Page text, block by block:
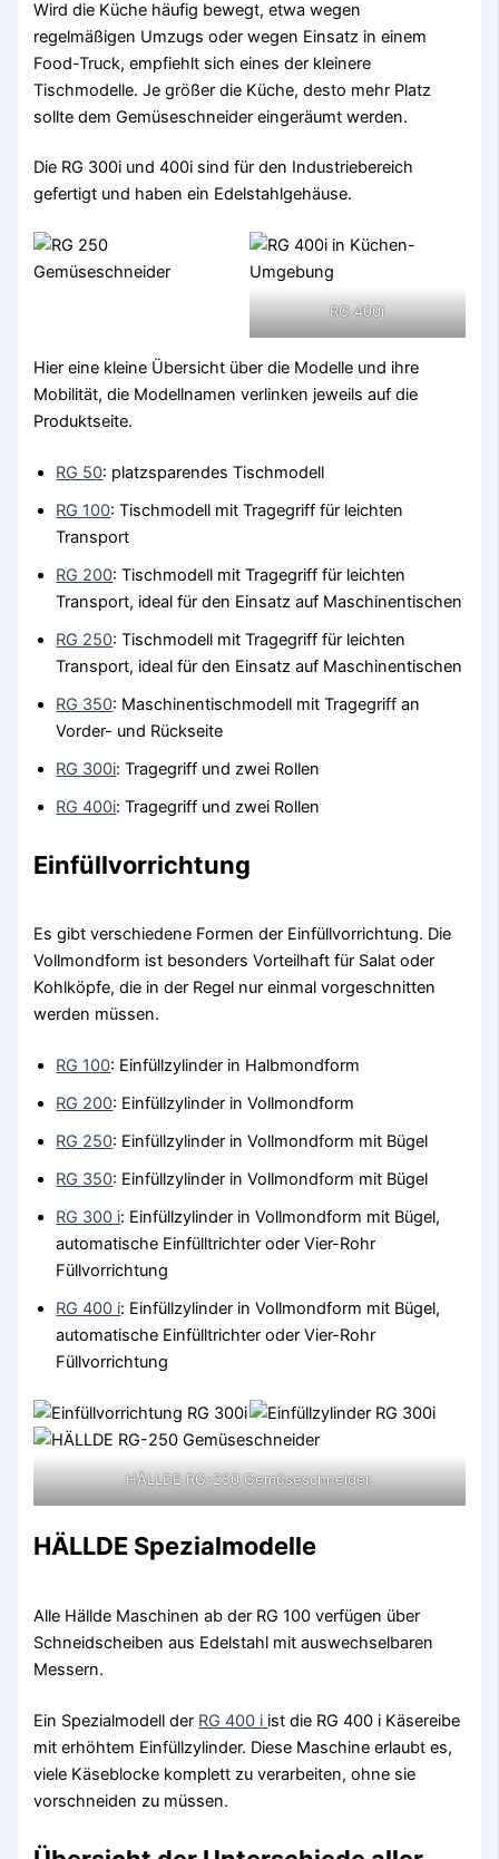
Wird die Küche häufig bewegt, etwa wegen
regelmäßigen Umzugs oder wegen Einsatz in einem
Food-Truck, empfiehlt sich eines der kleinere
Tischmodelle. Je größer die Küche, desto mehr Platz
sollte dem Gemüseschneider eingeräumt werden.
Die RG 300i und 400i sind für den Industriebereich
gefertigt und haben ein Edelstahlgehäuse.
RG 400i
Hier eine kleine Übersicht über die Modelle und ihre
Mobilität, die Modellnamen verlinken jeweils auf die
Produktseite.
RG 50: platzsparendes Tischmodell
RG 100: Tischmodell mit Tragegriff für leichten
Transport
RG 200: Tischmodell mit Tragegriff für leichten
Transport, ideal für den Einsatz auf Maschinentischen
RG 250: Tischmodell mit Tragegriff für leichten
Transport, ideal für den Einsatz auf Maschinentischen
RG 350: Maschinentischmodell mit Tragegriff an
Vorder- und Rückseite
RG 300i: Tragegriff und zwei Rollen
RG 400i: Tragegriff und zwei Rollen
Einfüllvorrichtung
Es gibt verschiedene Formen der Einfüllvorrichtung. Die
Vollmondform ist besonders Vorteilhaft für Salat oder
Kohlköpfe, die in der Regel nur einmal vorgeschnitten
werden müssen.
RG 100: Einfüllzylinder in Halbmondform
RG 200: Einfüllzylinder in Vollmondform
RG 250: Einfüllzylinder in Vollmondform mit Bügel
RG 350: Einfüllzylinder in Vollmondform mit Bügel
RG 300 i: Einfüllzylinder in Vollmondform mit Bügel,
automatische Einfülltrichter oder Vier-Rohr
Füllvorrichtung
RG 400 i: Einfüllzylinder in Vollmondform mit Bügel,
automatische Einfülltrichter oder Vier-Rohr
Füllvorrichtung
HÄLLDE RG-250 Gemüseschneider.
HÄLLDE Spezialmodelle
Alle Hällde Maschinen ab der RG 100 verfügen über
Schneidscheiben aus Edelstahl mit auswechselbaren
Messern.
Ein Spezialmodell der RG 400 i ist die RG 400 i Käsereibe
mit erhöhtem Einfüllzylinder. Diese Maschine erlaubt es,
viele Käseblocke komplett zu verarbeiten, ohne sie
vorschneiden zu müssen.